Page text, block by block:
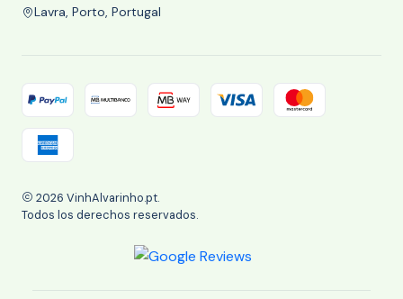
Lavra, Porto, Portugal
2026 VinhAlvarinho.pt.
Todos los derechos reservados.